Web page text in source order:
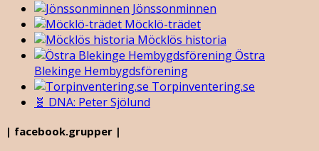
Jönssonminnen
Möcklö-trädet
Möcklös historia
Östra
Blekinge Hembygdsförening
Torpinventering.se
🧬 DNA: Peter Sjölund
| facebook.grupper |